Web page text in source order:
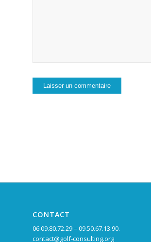
CONTACT
06.09.80.72.29 – 09.50.67.13.90.
contact@golf-consulting.org